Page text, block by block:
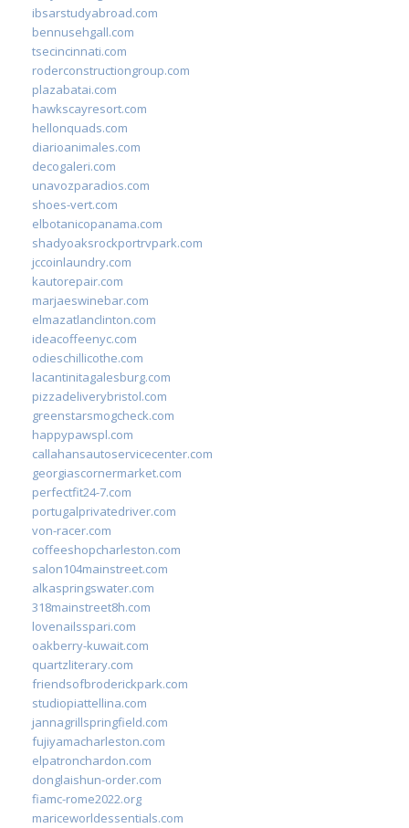
ibsarstudyabroad.com
bennusehgall.com
tsecincinnati.com
roderconstructiongroup.com
plazabatai.com
hawkscayresort.com
hellonquads.com
diarioanimales.com
decogaleri.com
unavozparadios.com
shoes-vert.com
elbotanicopanama.com
shadyoaksrockportrvpark.com
jccoinlaundry.com
kautorepair.com
marjaeswinebar.com
elmazatlanclinton.com
ideacoffeenyc.com
odieschillicothe.com
lacantinitagalesburg.com
pizzadeliverybristol.com
greenstarsmogcheck.com
happypawspl.com
callahansautoservicecenter.com
georgiascornermarket.com
perfectfit24-7.com
portugalprivatedriver.com
von-racer.com
coffeeshopcharleston.com
salon104mainstreet.com
alkaspringswater.com
318mainstreet8h.com
lovenailsspari.com
oakberry-kuwait.com
quartzliterary.com
friendsofbroderickpark.com
studiopiattellina.com
jannagrillspringfield.com
fujiyamacharleston.com
elpatronchardon.com
donglaishun-order.com
fiamc-rome2022.org
mariceworldessentials.com